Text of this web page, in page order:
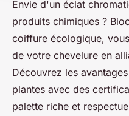
Envie d'un éclat
produits chimiques ?
coiffure écologique,
de votre chevelure en
Découvrez les
plantes avec des
palette riche et